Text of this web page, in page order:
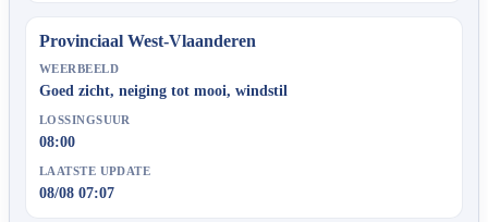
Provinciaal West-Vlaanderen
WEERBEELD
Goed zicht, neiging tot mooi, windstil
LOSSINGSUUR
08:00
LAATSTE UPDATE
08/08 07:07